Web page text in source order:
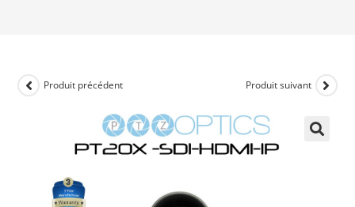
Produit précédent Produit suivant